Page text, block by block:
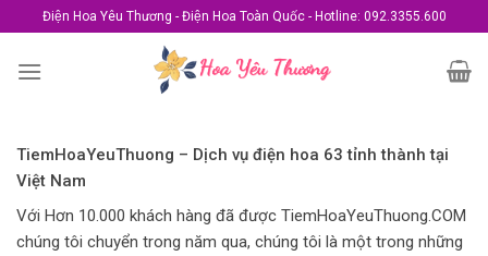
to
content
Điện Hoa Yêu Thương - Điện Hoa Toàn Quốc - Hotline: 092.3355.600
TiemHoaYeuThuong – Dịch vụ điện hoa 63 tỉnh thành tại
Việt Nam
Với Hơn 10.000 khách hàng đã được TiemHoaYeuThuong.COM
chúng tôi chuyển trong năm qua, chúng tôi là một trong những